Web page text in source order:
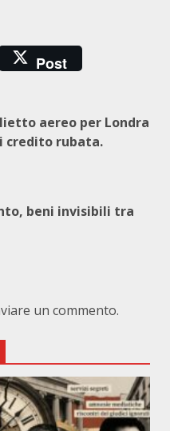
Post
aereo per Londra
credito rubata.
beni invisibili tra
un commento.